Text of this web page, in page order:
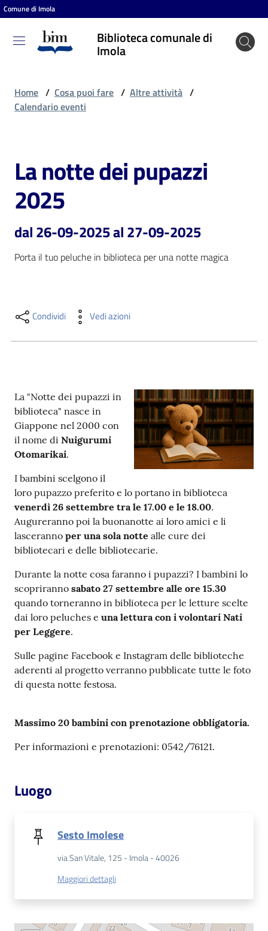
Vai al contenuto
Vai alla navigazione
Vai al footer
Comune di Imola
Biblioteca comunale di
Imola
Biblioteca
comunale
Cosa
puoi
fare
Scopri
Casa
Piani
Archivio
storico
Decentrate
per
la
lettura
Seguici
su
Catalogo
on line
Chiedi al
Home / Cosa puoi fare / Altre attività /
Calendario eventi
Salta al contenuto
La notte dei pupazzi
2025
dal 26-09-2025 al 27-09-2025
Porta il tuo peluche in biblioteca per una notte magica
Condividi Vedi azioni
La "Notte dei pupazzi in
biblioteca" nasce in
Giappone nel 2000 con
il nome di Nuigurumi
Otomarikai.
I bambini scelgono il
loro pupazzo preferito e lo portano in biblioteca
venerdì 26 settembre tra le 17.00 e le 18.00.
Augureranno poi la buonanotte ai loro amici e li
lasceranno per una sola notte alle cure dei
bibliotecari e delle bibliotecarie.
Durante la notte cosa faranno i pupazzi? I bambini lo
scopriranno sabato 27 settembre alle ore 15.30
quando torneranno in biblioteca per le letture scelte
dai loro peluches e una lettura con i volontari Nati
per Leggere.
Sulle pagine Facebook e Instagram delle biblioteche
aderenti al progetto verranno pubblicate tutte le foto
di questa notte festosa.
Massimo 20 bambini con prenotazione obbligatoria.
Per informazioni e prenotazioni: 0542/76121.
Luogo
Sesto Imolese
via San Vitale, 125 - Imola - 40026
Maggiori dettagli